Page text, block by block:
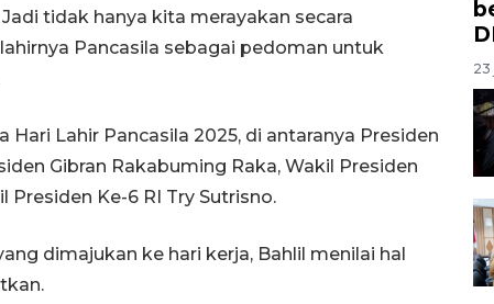
tidak hanya kita merayakan secara
Pancasila sebagai pedoman untuk
Lahir Pancasila 2025, di antaranya Presiden
Gibran Rakabuming Raka, Wakil Presiden
Presiden Ke-6 RI Try Sutrisno.
dimajukan ke hari kerja, Bahlil menilai hal
23